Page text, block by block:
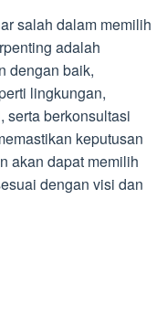
salah dalam memilih
adalah
dengan baik,
lingkungan,
serta berkonsultasi
keputusan
akan dapat memilih
dengan visi dan